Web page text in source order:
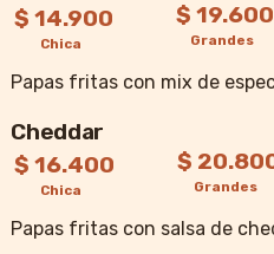
$ 14.900
Chica
$ 19.600
Grandes
Papas fritas con mix de
Cheddar
$ 16.400
Chica
$
Grandes
Papas fritas con salsa de